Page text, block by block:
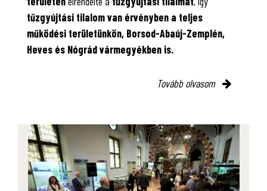
tűzgyújtási tilalom van érvényben a teljes
működési területünkön, Borsod-Abaúj-Zemplén,
Heves és Nógrád vármegyékben is.
Tovább olvasom